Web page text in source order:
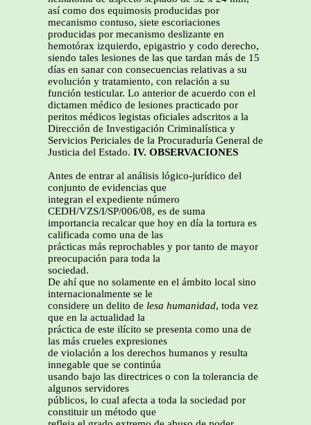
así como dos equimosis producidas por
mecanismo contuso, siete escoriaciones
producidas por mecanismo deslizante en
hemotórax izquierdo, epigastrio y codo derecho,
siendo tales lesiones de las que tardan más de 15
días en sanar con consecuencias relativas a su
evolución y tratamiento, con relación a su
función testicular. Lo anterior de acuerdo con el
dictamen médico de lesiones practicado por
peritos médicos legistas oficiales adscritos a la
Dirección de Investigación Criminalística y
Servicios Periciales de la Procuraduría General de
Justicia del Estado. IV. OBSERVACIONES
Antes de entrar al análisis lógico-jurídico del
conjunto de evidencias que
integran el expediente número
CEDH/VZS/I/SP/006/08, es de suma
importancia recalcar que hoy en día la tortura es
calificada como una de las
prácticas más reprochables y por tanto de mayor
preocupación para toda la
sociedad.
De ahí que no solamente en el ámbito local sino
internacionalmente se le
considere un delito de lesa humanidad, toda vez
que en la actualidad la
práctica de este ilícito se presenta como una de
las más crueles expresiones
de violación a los derechos humanos y resulta
innegable que se continúa
usando bajo las directrices o con la tolerancia de
algunos servidores
públicos, lo cual afecta a toda la sociedad por
constituir un método que